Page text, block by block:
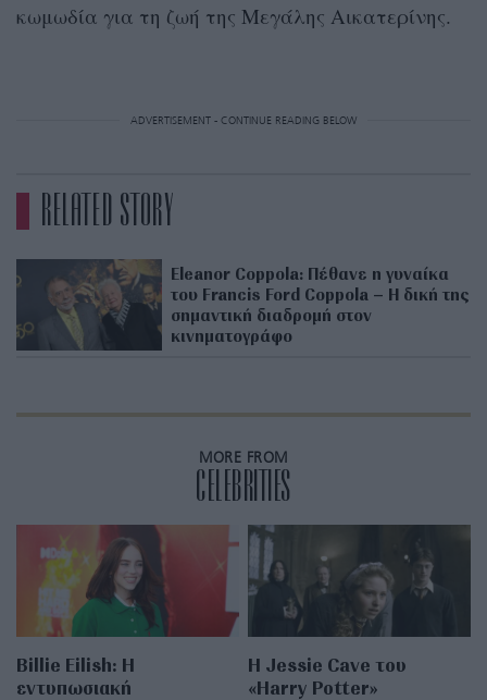
κωμωδία για τη ζωή της Μεγάλης Αικατερίνης.
ADVERTISEMENT - CONTINUE READING BELOW
RELATED STORY
Eleanor Coppola: Πέθανε η γυναίκα
του Francis Ford Coppola – Η δική της
σημαντική διαδρομή στον
κινηματογράφο
MORE FROM
CELEBRITIES
Billie Eilish: Η
εντυπωσιακή
Η Jessie Cave του
«Harry Potter»